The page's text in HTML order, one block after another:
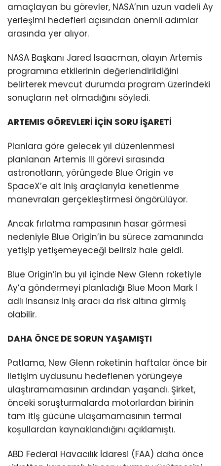
amaçlayan bu görevler, NASA’nın uzun vadeli Ay
yerleşimi hedefleri açısından önemli adımlar
arasında yer alıyor.
NASA Başkanı Jared Isaacman, olayın Artemis
programına etkilerinin değerlendirildiğini
belirterek mevcut durumda program üzerindeki
sonuçların net olmadığını söyledi.
ARTEMIS GÖREVLERİ İÇİN SORU İŞARETİ
Planlara göre gelecek yıl düzenlenmesi
planlanan Artemis III görevi sırasında
astronotların, yörüngede Blue Origin ve
SpaceX’e ait iniş araçlarıyla kenetlenme
manevraları gerçekleştirmesi öngörülüyor.
Ancak fırlatma rampasının hasar görmesi
nedeniyle Blue Origin’in bu sürece zamanında
yetişip yetişemeyeceği belirsiz hale geldi.
Blue Origin’in bu yıl içinde New Glenn roketiyle
Ay’a göndermeyi planladığı Blue Moon Mark I
adlı insansız iniş aracı da risk altına girmiş
olabilir.
DAHA ÖNCE DE SORUN YAŞAMIŞTI
Patlama, New Glenn roketinin haftalar önce bir
iletişim uydusunu hedeflenen yörüngeye
ulaştıramamasının ardından yaşandı. Şirket,
önceki soruşturmalarda motorlardan birinin
tam itiş gücüne ulaşamamasının termal
koşullardan kaynaklandığını açıklamıştı.
ABD Federal Havacılık İdaresi (FAA) daha önce